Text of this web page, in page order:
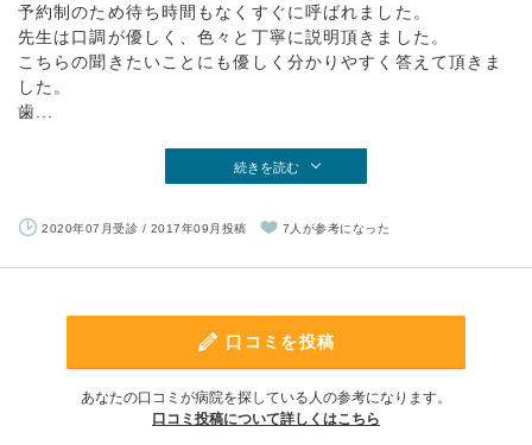
予約制のため待ち時間もなくすぐに呼ばれました。
先生は口調が優しく、色々と丁寧に説明頂きました。
こちらの聞きたいことにも優しく分かりやすく答えて頂きま
した。
歯...
続きを読む
2020年07月受診 / 2017年09月投稿 7人が参考になった
口コミを投稿
あなたの口コミが病院を探している人の参考になります。
口コミ投稿について詳しくはこちら